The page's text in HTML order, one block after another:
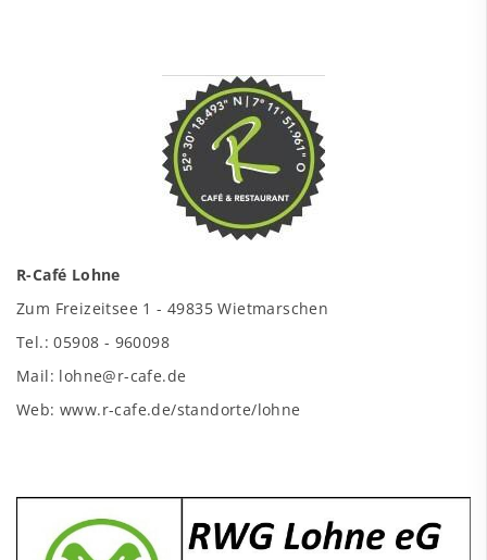
R-Café Lohne
Zum Freizeitsee 1 - 49835 Wietmarschen
Tel.: 05908 - 960098
Mail: lohne@r-cafe.de
Web: www.r-cafe.de/standorte/lohne